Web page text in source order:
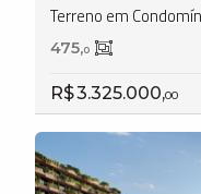
Terreno em
475,0
R$ 3.325.000,00